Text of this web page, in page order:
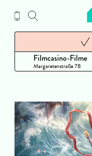
Inhalt
Filmcasino-Filme
Margaretenstraße 78